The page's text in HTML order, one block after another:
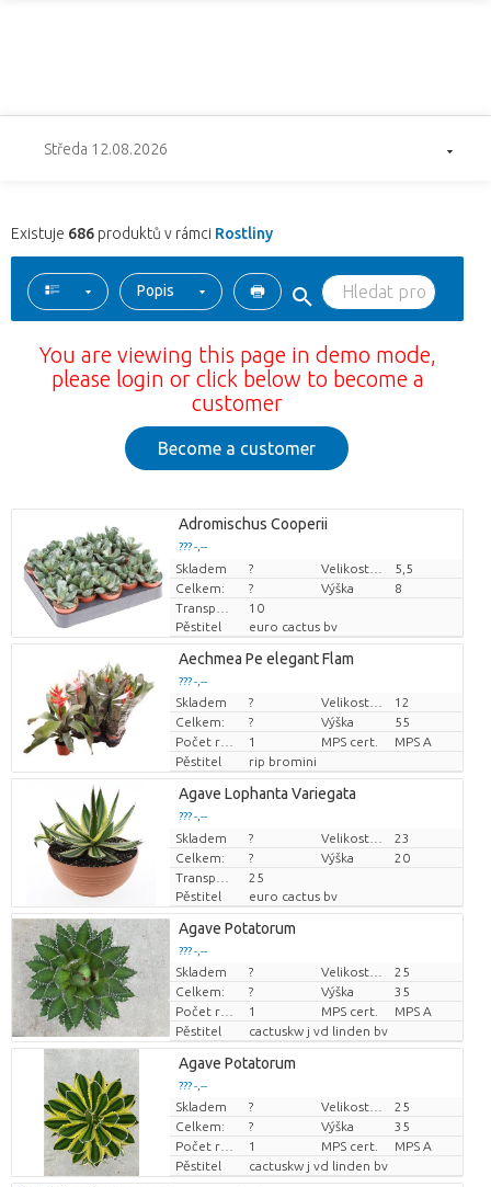
Středa 12.08.2026
Existuje 686 produktů v rámci Rostliny
Popis
You are viewing this page in demo mode,
please login or click below to become a
customer
Become a customer
Adromischus Cooperii
??? -,--
Cena za kus
Skladem ?
5,5
Celkem:
? Výška
8
10
Pěstitel
euro cactus bv
Aechmea Pe elegant Flam
??? -,--
Cena za kus
Skladem ?
12
Celkem:
? Výška
55
Počet rostlin/hrnce
1 MPS cert.
MPS A
Pěstitel
rip bromini
Agave Lophanta Variegata
??? -,--
Cena za kus
Skladem ?
23
Celkem:
? Výška
20
25
Pěstitel
euro cactus bv
Agave Potatorum
??? -,--
Cena za kus
Skladem ?
25
Celkem:
? Výška
35
Počet rostlin/hrnce
1 MPS cert.
MPS A
Pěstitel
cactuskw j vd linden bv
Agave Potatorum
??? -,--
Cena za kus
Skladem ?
25
Celkem:
? Výška
35
Počet rostlin/hrnce
1 MPS cert.
MPS A
Pěstitel
cactuskw j vd linden bv